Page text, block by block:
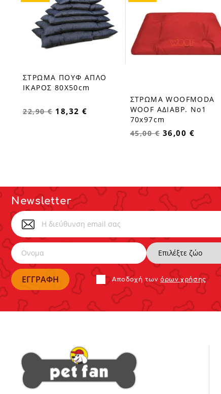
favorite_border
ΣΤΡΩΜΑ ΠΟΥΦ ΑΠΛΟ
ΙΚΑΡΟΣ 80X50cm
22,90 € 18,32 € favorite_border
ΣΤΡΩΜΑ WOOFMODA
WOOF ΑΔΙΑΒΡ. Νο1
70x97cm
45,00 € 36,00 €
Newsletter
Αποδoχή τωνόρων χρήσης